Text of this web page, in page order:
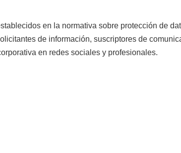
en la normativa sobre protección de
de información, suscriptores de
en redes sociales y profesionales.